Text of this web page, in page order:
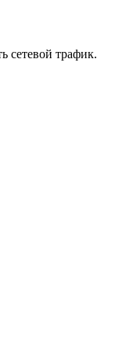
сетевой трафик.